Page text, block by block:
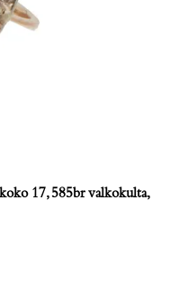
17, 585br valkokulta,